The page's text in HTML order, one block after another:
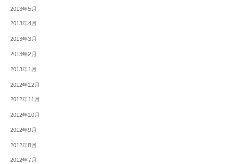
2013年5月
2013年4月
2013年3月
2013年2月
2013年1月
2012年12月
2012年11月
2012年10月
2012年9月
2012年8月
2012年7月